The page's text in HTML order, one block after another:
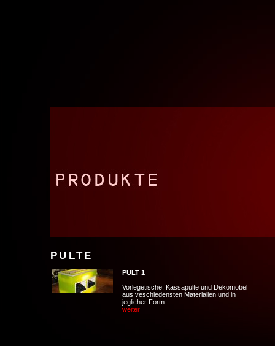
PULTE
PULT 1
Vorlegetische, Kassapulte und Dekomöbel
aus veschiedensten Materialien und in
jeglicher Form.
weiter